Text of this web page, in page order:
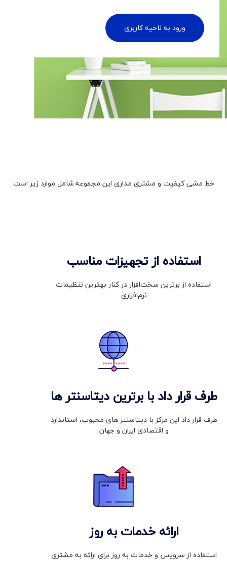
ورود به ناحیه کاربری
خط مشی کیفیت و مشتری مداری این مجموعه شامل موارد زیر است
استفاده از تجهیزات مناسب
استفاده از برترین سخت‌افزار در کنار بهترین تنظیمات
نرم‌افزاری
طرف قرار داد با برترین دیتاسنتر ها
طرف قرار داد این مرکز با دیتاسنتر های محبوب، استاندارد
و اقتصادی ایران و جهان
ارائه خدمات به روز
استفاده از سرویس و خدمات به روز برای ارائه به مشتری